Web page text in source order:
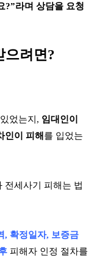
?”라며 상담을 요청
으려면?
었는지, 임대인이
인이 피해 를 입었는
전세사기 피해는 법
, 확정일자, 보증금
피해자 인정 절차를